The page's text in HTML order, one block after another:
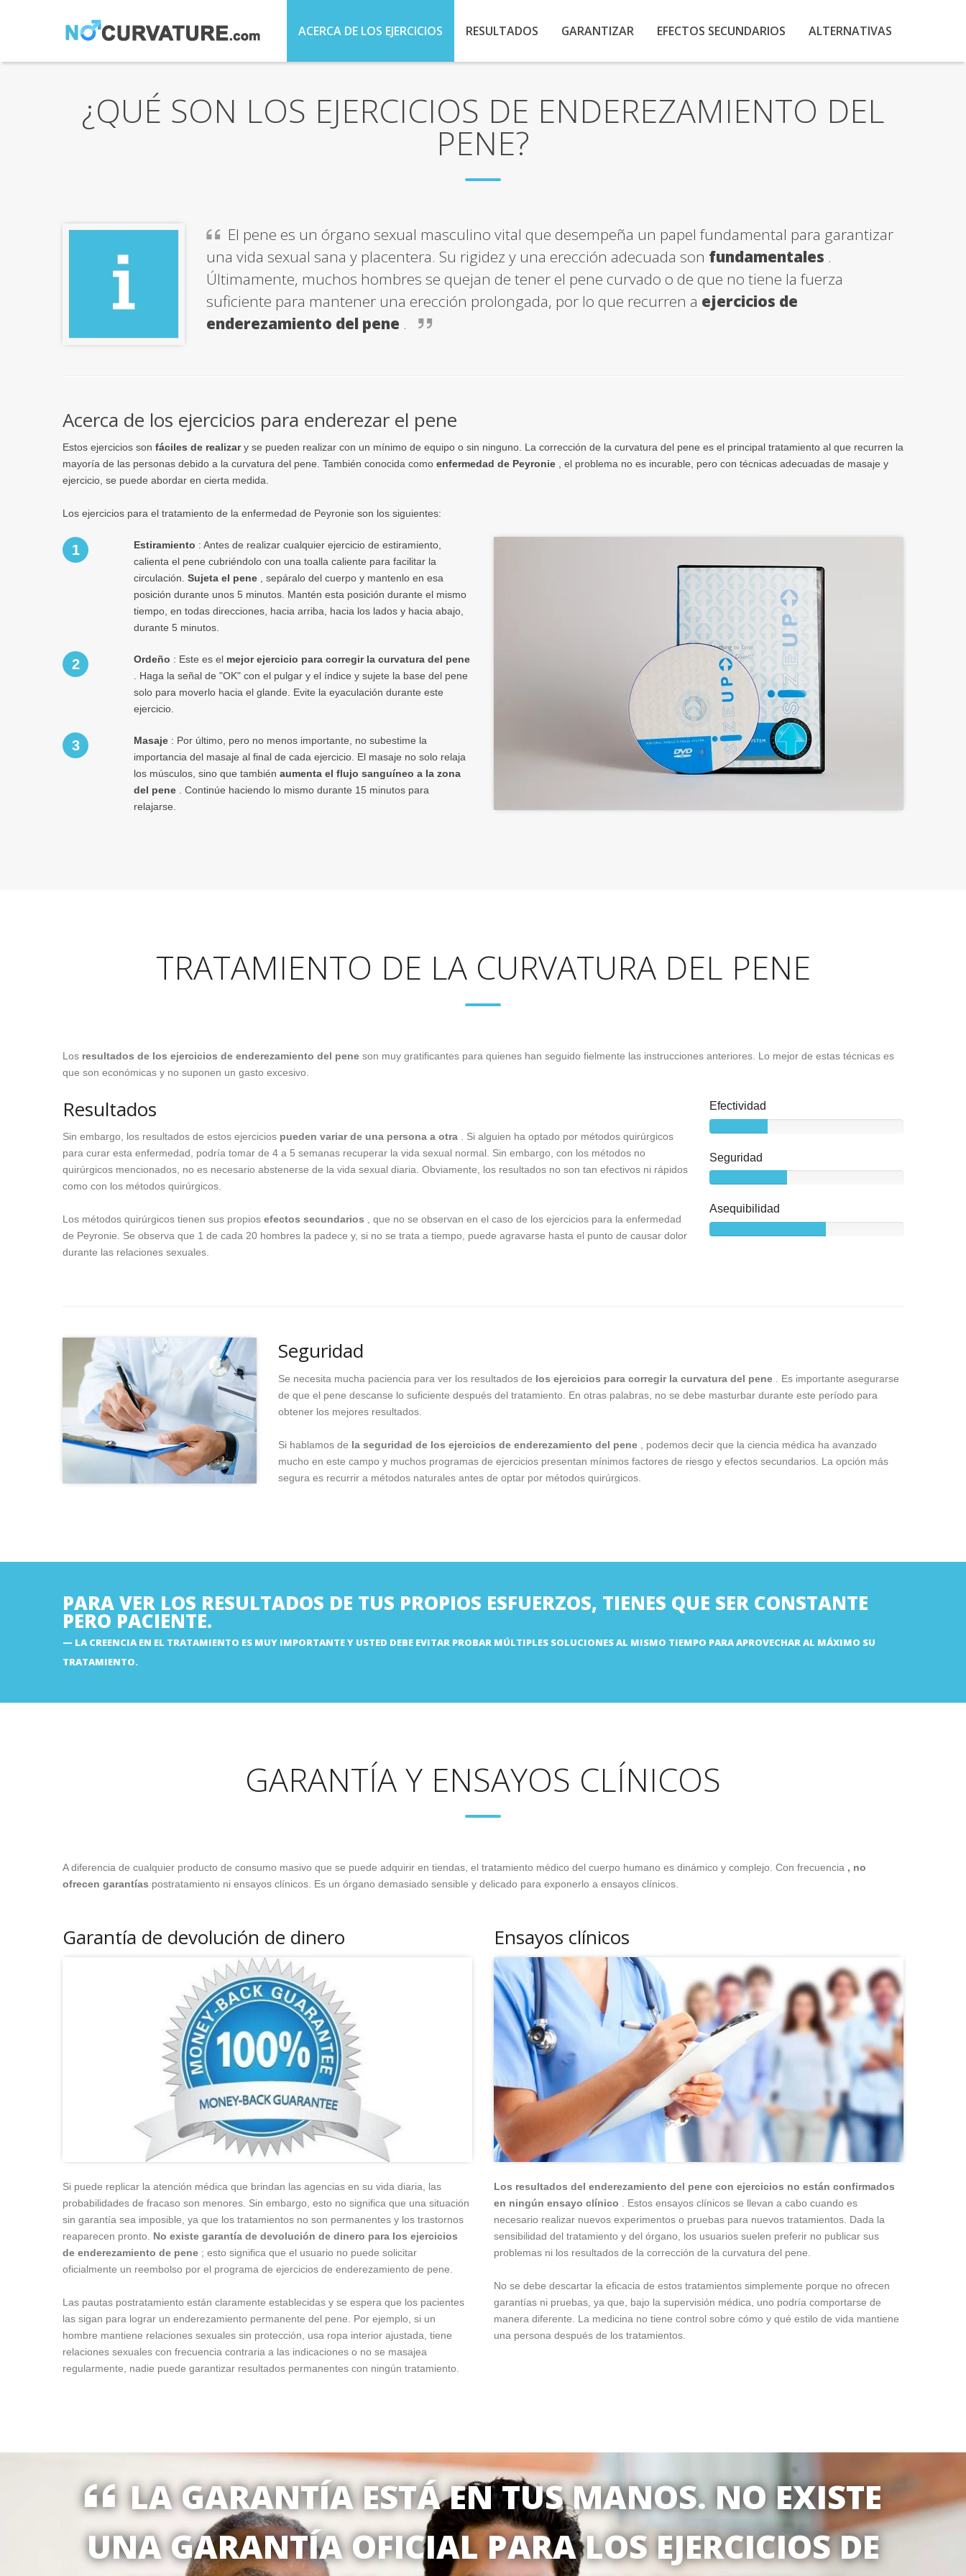
ACERCA DE LOS EJERCICIOS RESULTADOS GARANTIZAR EFECTOS SECUNDARIOS ALTERNATIVAS
¿QUÉ SON LOS EJERCICIOS DE ENDEREZAMIENTO DEL
PENE?
El pene es un órgano sexual masculino vital que desempeña un papel fundamental para garantizar
una vida sexual sana y placentera. Su rigidez y una erección adecuada son fundamentales .
Últimamente, muchos hombres se quejan de tener el pene curvado o de que no tiene la fuerza
suficiente para mantener una erección prolongada, por lo que recurren a ejercicios de
enderezamiento del pene .
Acerca de los ejercicios para enderezar el pene
Estos ejercicios son fáciles de realizary se pueden realizar con un mínimo de equipo o sin ninguno. La corrección de la curvatura del pene es el principal tratamiento al que recurren la
mayoría de las personas debido a la curvatura del pene. También conocida como enfermedad de Peyronie , el problema no es incurable, pero con técnicas adecuadas de masaje y
ejercicio, se puede abordar en cierta medida.
Los ejercicios para el tratamiento de la enfermedad de Peyronie son los siguientes:
1 Estiramiento : Antes de realizar cualquier ejercicio de estiramiento,
calienta el pene cubriéndolo con una toalla caliente para facilitar la
circulación. Sujeta el pene, sepáralo del cuerpo y mantenlo en esa
posición durante unos 5 minutos. Mantén esta posición durante el mismo
tiempo, en todas direcciones, hacia arriba, hacia los lados y hacia abajo,
durante 5 minutos.
2 Ordeño : Este es el mejor ejercicio para corregir la curvatura del pene
. Haga la señal de "OK" con el pulgar y el índice y sujete la base del pene
solo para moverlo hacia el glande. Evite la eyaculación durante este
ejercicio.
3 Masaje: Por último, pero no menos importante, no subestime la
importancia del masaje al final de cada ejercicio. El masaje no solo relaja
los músculos, sino que también aumenta el flujo sanguíneo a la zona
del pene. Continúe haciendo lo mismo durante 15 minutos para
relajarse.
TRATAMIENTO DE LA CURVATURA DEL PENE
Los resultados de los ejercicios de enderezamiento del pene son muy gratificantes para quienes han seguido fielmente las instrucciones anteriores. Lo mejor de estas técnicas es
que son económicas y no suponen un gasto excesivo.
Resultados
Sin embargo, los resultados de estos ejercicios pueden variar de una persona a otra . Si alguien ha optado por métodos quirúrgicos
para curar esta enfermedad, podría tomar de 4 a 5 semanas recuperar la vida sexual normal. Sin embargo, con los métodos no
quirúrgicos mencionados, no es necesario abstenerse de la vida sexual diaria. Obviamente, los resultados no son tan efectivos ni rápidos
como con los métodos quirúrgicos.
Los métodos quirúrgicos tienen sus propios efectos secundarios , que no se observan en el caso de los ejercicios para la enfermedad
de Peyronie. Se observa que 1 de cada 20 hombres la padece y, si no se trata a tiempo, puede agravarse hasta el punto de causar dolor
durante las relaciones sexuales.
Efectividad
Seguridad
Asequibilidad
Seguridad
Se necesita mucha paciencia para ver los resultados de los ejercicios para corregir la curvatura del pene . Es importante asegurarse
de que el pene descanse lo suficiente después del tratamiento. En otras palabras, no se debe masturbar durante este período para
obtener los mejores resultados.
Si hablamos de la seguridad de los ejercicios de enderezamiento del pene , podemos decir que la ciencia médica ha avanzado
mucho en este campo y muchos programas de ejercicios presentan mínimos factores de riesgo y efectos secundarios. La opción más
segura es recurrir a métodos naturales antes de optar por métodos quirúrgicos.
PARA VER LOS RESULTADOS DE TUS PROPIOS ESFUERZOS, TIENES QUE SER CONSTANTE
PERO PACIENTE.
LA CREENCIA EN EL TRATAMIENTO ES MUY IMPORTANTE Y USTED DEBE EVITAR PROBAR MÚLTIPLES SOLUCIONES AL MISMO TIEMPO PARA APROVECHAR AL MÁXIMO SU
TRATAMIENTO.
GARANTÍA Y ENSAYOS CLÍNICOS
A diferencia de cualquier producto de consumo masivo que se puede adquirir en tiendas, el tratamiento médico del cuerpo humano es dinámico y complejo. Con frecuencia , no
ofrecen garantías postratamiento ni ensayos clínicos. Es un órgano demasiado sensible y delicado para exponerlo a ensayos clínicos.
Garantía de devolución de dinero
Si puede replicar la atención médica que brindan las agencias en su vida diaria, las
probabilidades de fracaso son menores. Sin embargo, esto no significa que una situación
sin garantía sea imposible, ya que los tratamientos no son permanentes y los trastornos
reaparecen pronto. No existe garantía de devolución de dinero para los ejercicios
de enderezamiento de pene ; esto significa que el usuario no puede solicitar
oficialmente un reembolso por el programa de ejercicios de enderezamiento de pene.
Las pautas postratamiento están claramente establecidas y se espera que los pacientes
las sigan para lograr un enderezamiento permanente del pene. Por ejemplo, si un
hombre mantiene relaciones sexuales sin protección, usa ropa interior ajustada, tiene
relaciones sexuales con frecuencia contraria a las indicaciones o no se masajea
regularmente, nadie puede garantizar resultados permanentes con ningún tratamiento.
Ensayos clínicos
Los resultados del enderezamiento del pene con ejercicios no están confirmados
en ningún ensayo clínico . Estos ensayos clínicos se llevan a cabo cuando es
necesario realizar nuevos experimentos o pruebas para nuevos tratamientos. Dada la
sensibilidad del tratamiento y del órgano, los usuarios suelen preferir no publicar sus
problemas ni los resultados de la corrección de la curvatura del pene.
No se debe descartar la eficacia de estos tratamientos simplemente porque no ofrecen
garantías ni pruebas, ya que, bajo la supervisión médica, uno podría comportarse de
manera diferente. La medicina no tiene control sobre cómo y qué estilo de vida mantiene
una persona después de los tratamientos.
LA GARANTÍA ESTÁ EN TUS MANOS. NO EXISTE
UNA GARANTÍA OFICIAL PARA LOS EJERCICIOS DE